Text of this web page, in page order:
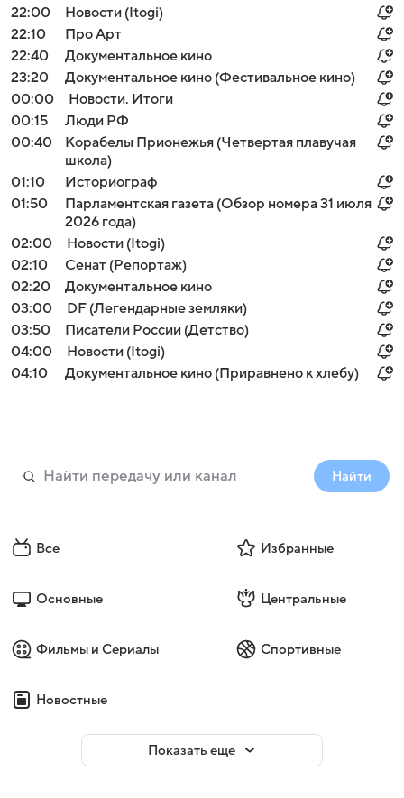
22:00
Новости (Itogi)
22:10
Про Арт
22:40
Документальное кино
23:20
Документальное кино (Фестивальное кино)
00:00
Новости. Итоги
00:15
Люди РФ
00:40
Корабелы Прионежья (Четвертая плавучая
школа)
01:10
Историограф
01:50
Парламентская газета (Обзор номера 31 июля
2026 года)
02:00
Новости (Itogi)
02:10
Сенат (Репортаж)
02:20
Документальное кино
03:00
DF (Легендарные земляки)
03:50
Писатели России (Детство)
04:00
Новости (Itogi)
04:10
Документальное кино (Приравнено к хлебу)
Найти
Все Избранные
Основные Центральные
Фильмы и Сериалы Спортивные
Новостные
Показать еще